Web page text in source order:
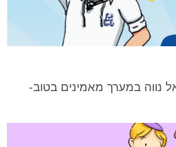
נווה במערך מאמינים בטוב-